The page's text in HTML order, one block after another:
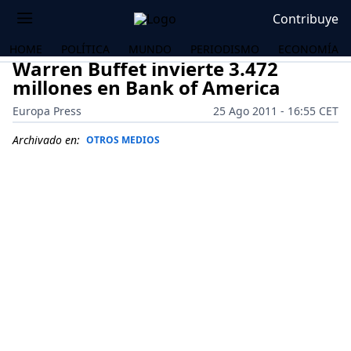
Contribuye
HOME POLÍTICA MUNDO PERIODISMO ECONOMÍA
Warren Buffet invierte 3.472
millones en Bank of America
Europa Press
25 Ago 2011 - 16:55 CET
Archivado en: OTROS MEDIOS